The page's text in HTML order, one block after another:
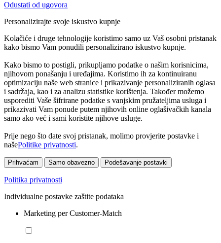
Odustati od ugovora
Personalizirajte svoje iskustvo kupnje
Kolačiće i druge tehnologije koristimo samo uz Vaš osobni pristanak
kako bismo Vam ponudili personalizirano iskustvo kupnje.
Kako bismo to postigli, prikupljamo podatke o našim korisnicima,
njihovom ponašanju i uređajima. Koristimo ih za kontinuiranu
optimizaciju naše web stranice i prikazivanje personaliziranih oglasa
i sadržaja, kao i za analizu statistike korištenja. Također možemo
usporediti Vaše šifrirane podatke s vanjskim pružateljima usluga i
prikazivati Vam ponude putem njihovih online oglašivačkih kanala
samo ako već i sami koristite njihove usluge.
Prije nego što date svoj pristanak, molimo provjerite postavke i
našePolitike privatnosti.
Prihvaćam Samo obavezno Podešavanje postavki
Politika privatnosti
Individualne postavke zaštite podataka
Marketing per Customer-Match